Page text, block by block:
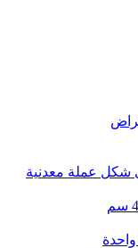
عملة معدنية